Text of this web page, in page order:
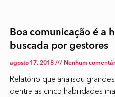
Boa comunicação é a
buscada por gestores
agosto 17, 2018 Nenhum
Relatório que analisou
dentre as cinco habilidades